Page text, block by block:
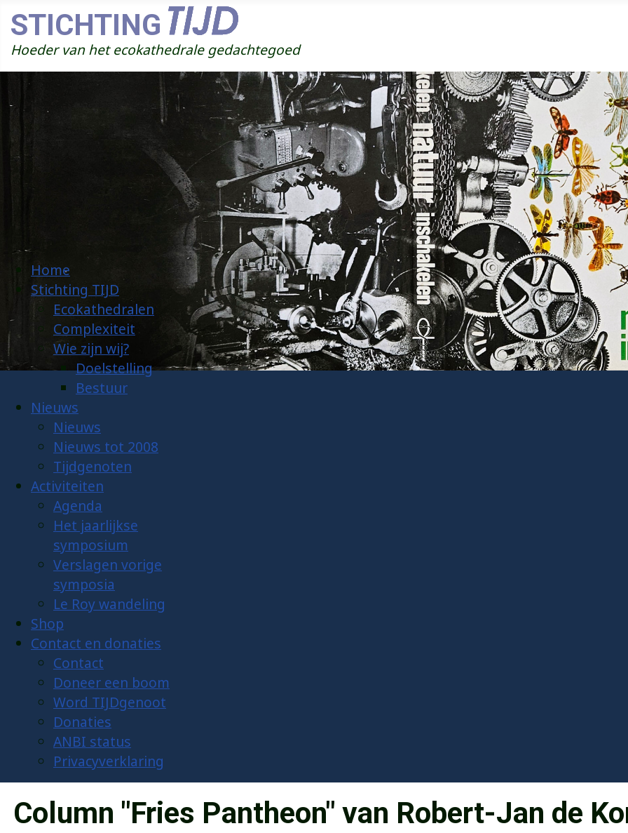
STICHTING
Hoeder van het ecokathedrale gedachtegoed
Home
Stichting TIJD
Ecokathedralen
Complexiteit
Wie zijn wij?
Doelstelling
Bestuur
Nieuws
Nieuws
Nieuws tot 2008
Tijdgenoten
Activiteiten
Agenda
Het jaarlijkse
symposium
Verslagen vorige
symposia
Le Roy wandeling
Shop
Contact en donaties
Contact
Doneer een boom
Word TIJDgenoot
Donaties
ANBI status
Privacyverklaring
Column "Fries Pantheon" van Robert-Jan de